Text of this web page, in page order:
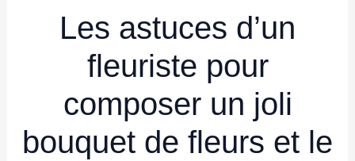
Les astuces d’un
fleuriste pour
composer un joli
bouquet de fleurs et le